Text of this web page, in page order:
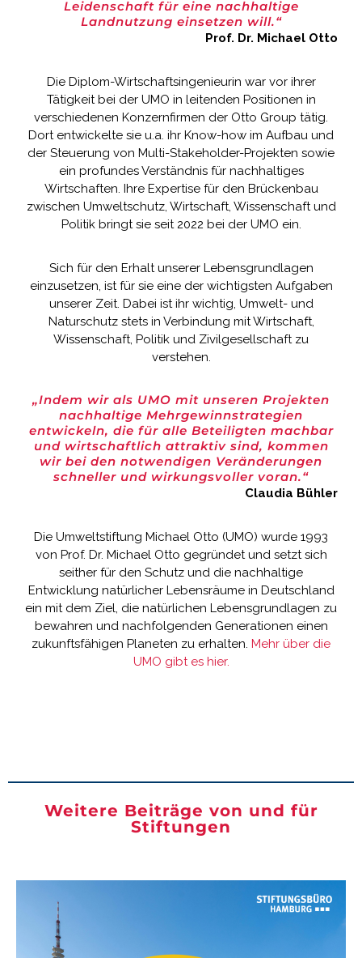
Leidenschaft für eine nachhaltige
Landnutzung einsetzen will.“
Prof. Dr. Michael Otto
Die Diplom-Wirtschaftsingenieurin war vor ihrer
Tätigkeit bei der UMO in leitenden Positionen in
verschiedenen Konzernfirmen der Otto Group tätig.
Dort entwickelte sie u.a. ihr Know-how im Aufbau und
der Steuerung von Multi-Stakeholder-Projekten sowie
ein profundes Verständnis für nachhaltiges
Wirtschaften. Ihre Expertise für den Brückenbau
zwischen Umweltschutz, Wirtschaft, Wissenschaft und
Politik bringt sie seit 2022 bei der UMO ein.
Sich für den Erhalt unserer Lebensgrundlagen
einzusetzen, ist für sie eine der wichtigsten Aufgaben
unserer Zeit. Dabei ist ihr wichtig, Umwelt- und
Naturschutz stets in Verbindung mit Wirtschaft,
Wissenschaft, Politik und Zivilgesellschaft zu
verstehen.
„Indem wir als UMO mit unseren Projekten
nachhaltige Mehrgewinnstrategien
entwickeln, die für alle Beteiligten machbar
und wirtschaftlich attraktiv sind, kommen
wir bei den notwendigen Veränderungen
schneller und wirkungsvoller voran.“
Claudia Bühler
Die Umweltstiftung Michael Otto (UMO) wurde 1993
von Prof. Dr. Michael Otto gegründet und setzt sich
seither für den Schutz und die nachhaltige
Entwicklung natürlicher Lebensräume in Deutschland
ein mit dem Ziel, die natürlichen Lebensgrundlagen zu
bewahren und nachfolgenden Generationen einen
zukunftsfähigen Planeten zu erhalten. Mehr über die
UMO gibt es hier.
Weitere Beiträge von und für
Stiftungen